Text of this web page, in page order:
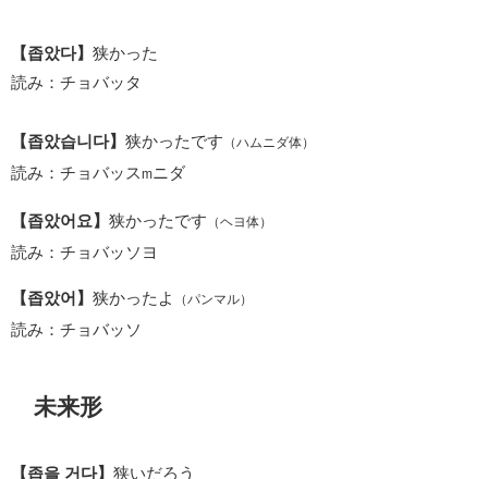
【좁았다】 狭かった
読み：チョバッタ
【좁았습니다】 狭かったです （ハムニダ体）
読み：チョバッスmニダ
【좁았어요】 狭かったです （ヘヨ体）
読み：チョバッソヨ
【좁았어】 狭かったよ （パンマル）
読み：チョバッソ
未来形
【좁을 거다】 狭いだろう